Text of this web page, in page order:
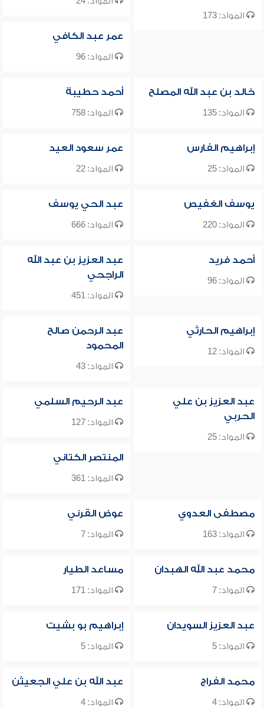
المواد: 173
عمر عبد الكافي
المواد: 96
خالد بن عبد الله المصلح
المواد: 135
أحمد حطيبة
المواد: 758
إبراهيم الفارس
المواد: 25
عمر سعود العيد
المواد: 22
يوسف الغفيص
المواد: 220
عبد الحي يوسف
المواد: 666
أحمد فريد
المواد: 96
عبد العزيز بن عبد الله
الراجحي
المواد: 451
إبراهيم الحارثي
المواد: 12
عبد الرحمن صالح
المحمود
المواد: 43
عبد العزيز بن علي
الحربي
المواد: 25
عبد الرحيم السلمي
المواد: 127
المنتصر الكتاني
المواد: 361
مصطفى العدوي
المواد: 163
عوض القرني
المواد: 7
محمد عبد الله الهبدان
المواد: 7
مساعد الطيار
المواد: 171
عبد العزيز السويدان
المواد: 5
إبراهيم بو بشيت
المواد: 5
محمد الفراج
المواد: 4
عبد الله بن علي الجعيثن
المواد: 4